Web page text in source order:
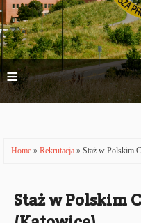
≡
Home » Rekrutacja » Staż w Polskim
Staż w Polskim